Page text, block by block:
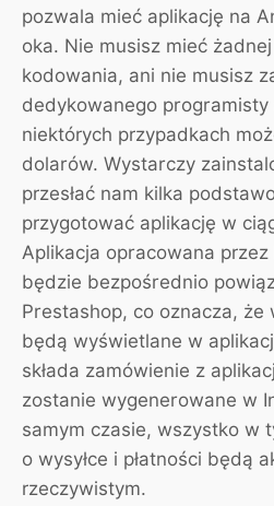
pozwala mieć aplikację na
oka. Nie musisz mieć
kodowania, ani nie musisz
dedykowanego
niektórych przypadkach
dolarów. Wystarczy
przesłać nam kilka
przygotować aplikację w
Aplikacja opracowana
będzie bezpośrednio
Prestashop, co oznacza,
będą wyświetlane w
składa zamówienie z
zostanie wygenerowane w
samym czasie, wszystko w
o wysyłce i płatności będą
rzeczywistym.